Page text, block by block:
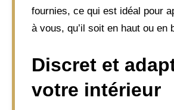
fournies, ce qui est idéal pour
à vous, qu’il soit en haut ou en
Discret et
votre intérieur